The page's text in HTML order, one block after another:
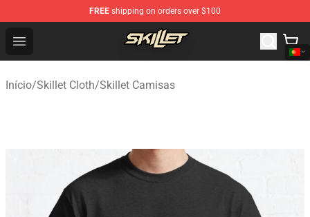
FREE shipping on orders over $100
Open menu
Skillet Shop - Official Skillet Merchandise Store
Início/Skillet Cloth/Skillet Camisas